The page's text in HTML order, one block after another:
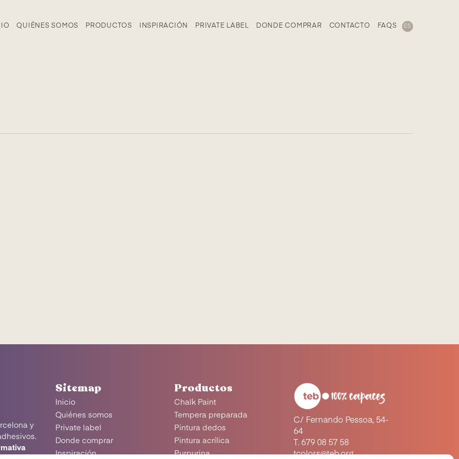
QUIÉNES SOMOS PRODUCTOS INSPIRACIÓN PRIVATE LABEL DONDE COMPRAR CONTACTO FAQS ES
y
Sitemap
Inicio
Quiénes somos
Private label
Donde comprar
Inspiración
Productos
Chalk Paint
Tempera preparada
Pintura dedos
Pintura acrílica
Purpurina
C/ Fernando Pessoa, 54-
64
T. 679 08 57 58
tcolors@teb.org